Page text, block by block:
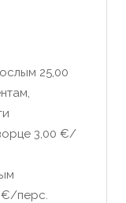
25,00
3,00 €/
€/перс.